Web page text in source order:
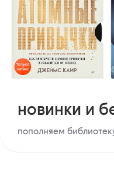
новинки и
пополняем